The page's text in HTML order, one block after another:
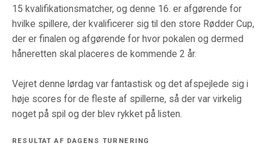
15 kvalifikationsmatcher, og denne 16. er afgørende for
hvilke spillere, der kvalificerer sig til den store Rødder Cup,
der er finalen og afgørende for hvor pokalen og dermed
håneretten skal placeres de kommende 2 år.
Vejret denne lørdag var fantastisk og det afspejlede sig i
høje scores for de fleste af spillerne, så der var virkelig
noget på spil og der blev rykket på listen.
RESULTAT AF DAGENS TURNERING